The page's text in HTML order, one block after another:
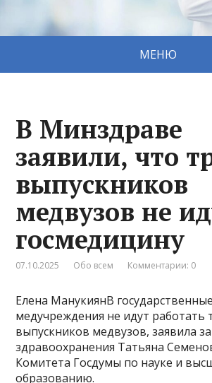
МЕНЮ
В Минздраве
заявили, что
выпускников
медвузов не
госмедицину
07.10.2025 Обо всем Комментарии: 0
Елена МанукиянВ государственные
медучреждения не идут работать
выпускников медвузов, заявила
здравоохранения Татьяна
Комитета Госдумы по науке и
образованию.